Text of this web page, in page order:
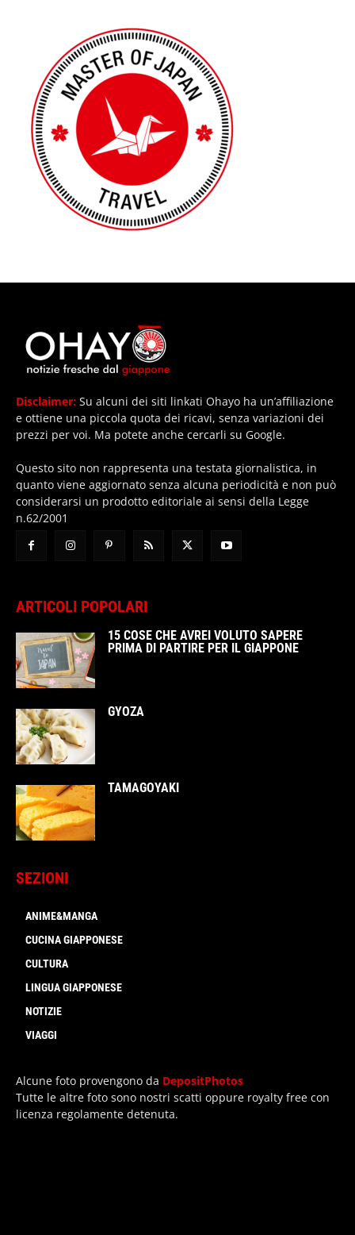
Disclaimer: Su alcuni dei siti linkati Ohayo ha un’affiliazione
e ottiene una piccola quota dei ricavi, senza variazioni dei
prezzi per voi. Ma potete anche cercarli su Google.
Questo sito non rappresenta una testata giornalistica, in
quanto viene aggiornato senza alcuna periodicità e non può
considerarsi un prodotto editoriale ai sensi della Legge
n.62/2001
ARTICOLI POPOLARI
15 COSE CHE AVREI VOLUTO SAPERE
PRIMA DI PARTIRE PER IL GIAPPONE
GYOZA
TAMAGOYAKI
SEZIONI
ANIME&MANGA
CUCINA GIAPPONESE
CULTURA
LINGUA GIAPPONESE
NOTIZIE
VIAGGI
Alcune foto provengono da DepositPhotos
Tutte le altre foto sono nostri scatti oppure royalty free con
licenza regolamente detenuta.